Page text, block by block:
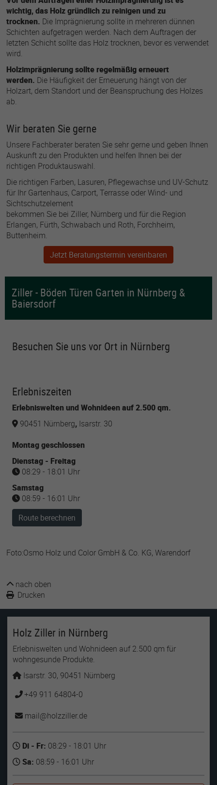
wichtig, das Holz gründlich zu reinigen und zu
trocknen. Die Imprägnierung sollte in mehreren dünnen
Schichten aufgetragen werden. Nach dem Auftragen der
letzten Schicht sollte das Holz trocknen, bevor es verwendet
wird.
Holzimprägnierung sollte regelmäßig erneuert
werden. Die Häufigkeit der Erneuerung hängt von der
Holzart, dem Standort und der Beanspruchung des Holzes
ab.
Wir beraten Sie gerne
Unsere Fachberater beraten Sie sehr gerne und geben Ihnen
Auskunft zu den Produkten und helfen Ihnen bei der
richtigen Produktauswahl.
Die richtigen Farben, Lasuren, Pflegewachse und UV-Schutz
für Ihr Gartenhaus, Carport, Terrasse oder Wind- und
Sichtschutzelement
bekommen Sie bei Ziller, Nürnberg und für die Region
Erlangen, Fürth, Schwabach und Roth, Forchheim,
Buttenheim.
Jetzt Beratungstermin vereinbaren
Ziller - Böden Türen Garten in Nürnberg &
Baiersdorf
Besuchen Sie uns vor Ort in Nürnberg
Erlebniszeiten
Erlebniswelten und Wohnideen auf 2.500 qm.
90451 Nürnberg, Isarstr. 30
Montag geschlossen
Dienstag - Freitag
08:29 - 18:01 Uhr
Samstag
08:59 - 16:01 Uhr
Route berechnen
Foto:Osmo Holz und Color GmbH & Co. KG, Warendorf
nach oben
Drucken
Holz Ziller in Nürnberg
Erlebniswelten und Wohnideen auf 2.500 qm für
wohngesunde Produkte.
Isarstr. 30, 90451 Nürnberg
+49 911 64804-0
mail holzziller de
Di - Fr: 08:29 - 18:01 Uhr
Sa: 08:59 - 16:01 Uhr